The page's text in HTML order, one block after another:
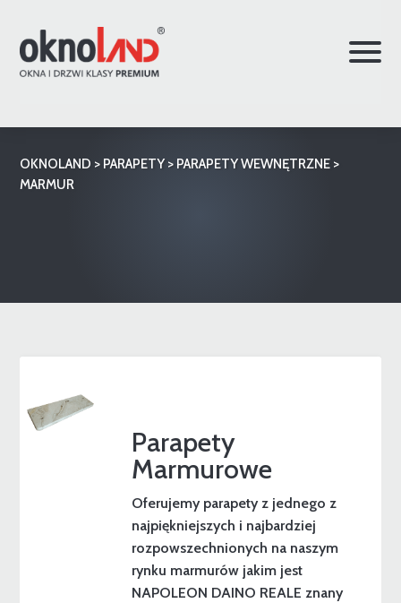
OKNOLAND > PARAPETY > PARAPETY WEWNĘTRZNE >
MARMUR
Parapety
Marmurowe
Oferujemy parapety z jednego z
najpiękniejszych i najbardziej
rozpowszechnionych na naszym
rynku marmurów jakim jest
NAPOLEON DAINO REALE znany